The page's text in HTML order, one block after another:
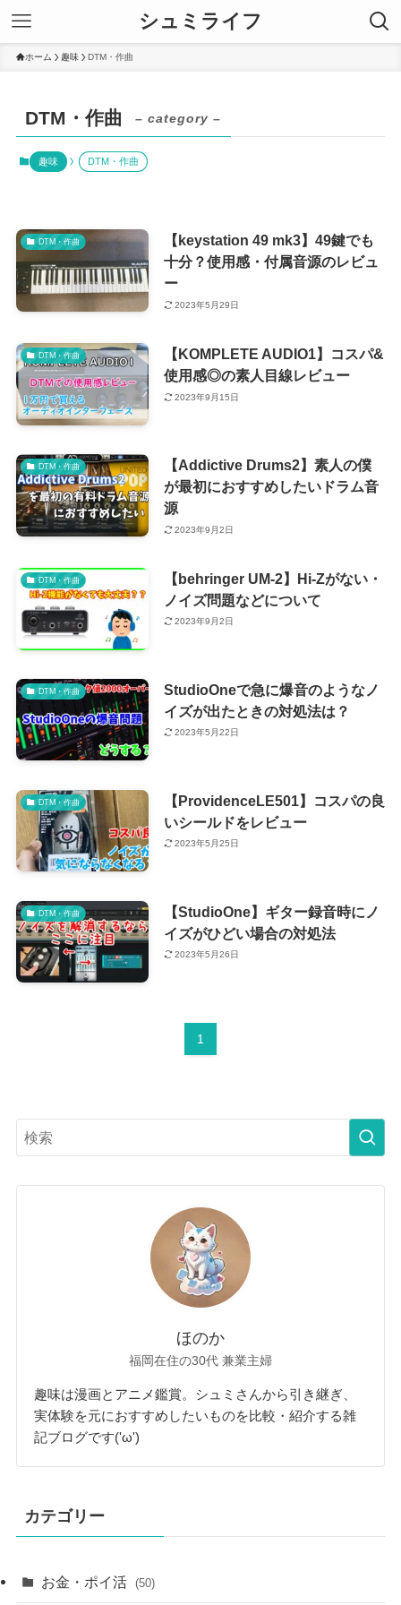
シュミライフ
ホーム 趣味 DTM・作曲
DTM・作曲 – category –
趣味 DTM・作曲
DTM・作曲
【keystation 49 mk3】49鍵でも
十分？使用感・付属音源のレビュ
ー
2023年5月29日
DTM・作曲
【KOMPLETE AUDIO1】コスパ&
使用感◎の素人目線レビュー
2023年9月15日
DTM・作曲
【Addictive Drums2】素人の僕
が最初におすすめしたいドラム音
源
2023年9月2日
DTM・作曲
【behringer UM-2】Hi-Zがない・
ノイズ問題などについて
2023年9月2日
DTM・作曲
StudioOneで急に爆音のようなノ
イズが出たときの対処法は？
2023年5月22日
DTM・作曲
【ProvidenceLE501】コスパの良
いシールドをレビュー
2023年5月25日
DTM・作曲
【StudioOne】ギター録音時にノ
イズがひどい場合の対処法
2023年5月26日
1
ほのか
福岡在住の30代 兼業主婦
趣味は漫画とアニメ鑑賞。シュミさんから引き継ぎ、
実体験を元におすすめしたいものを比較・紹介する雑
記ブログです('ω')
カテゴリー
お金・ポイ活 (50)